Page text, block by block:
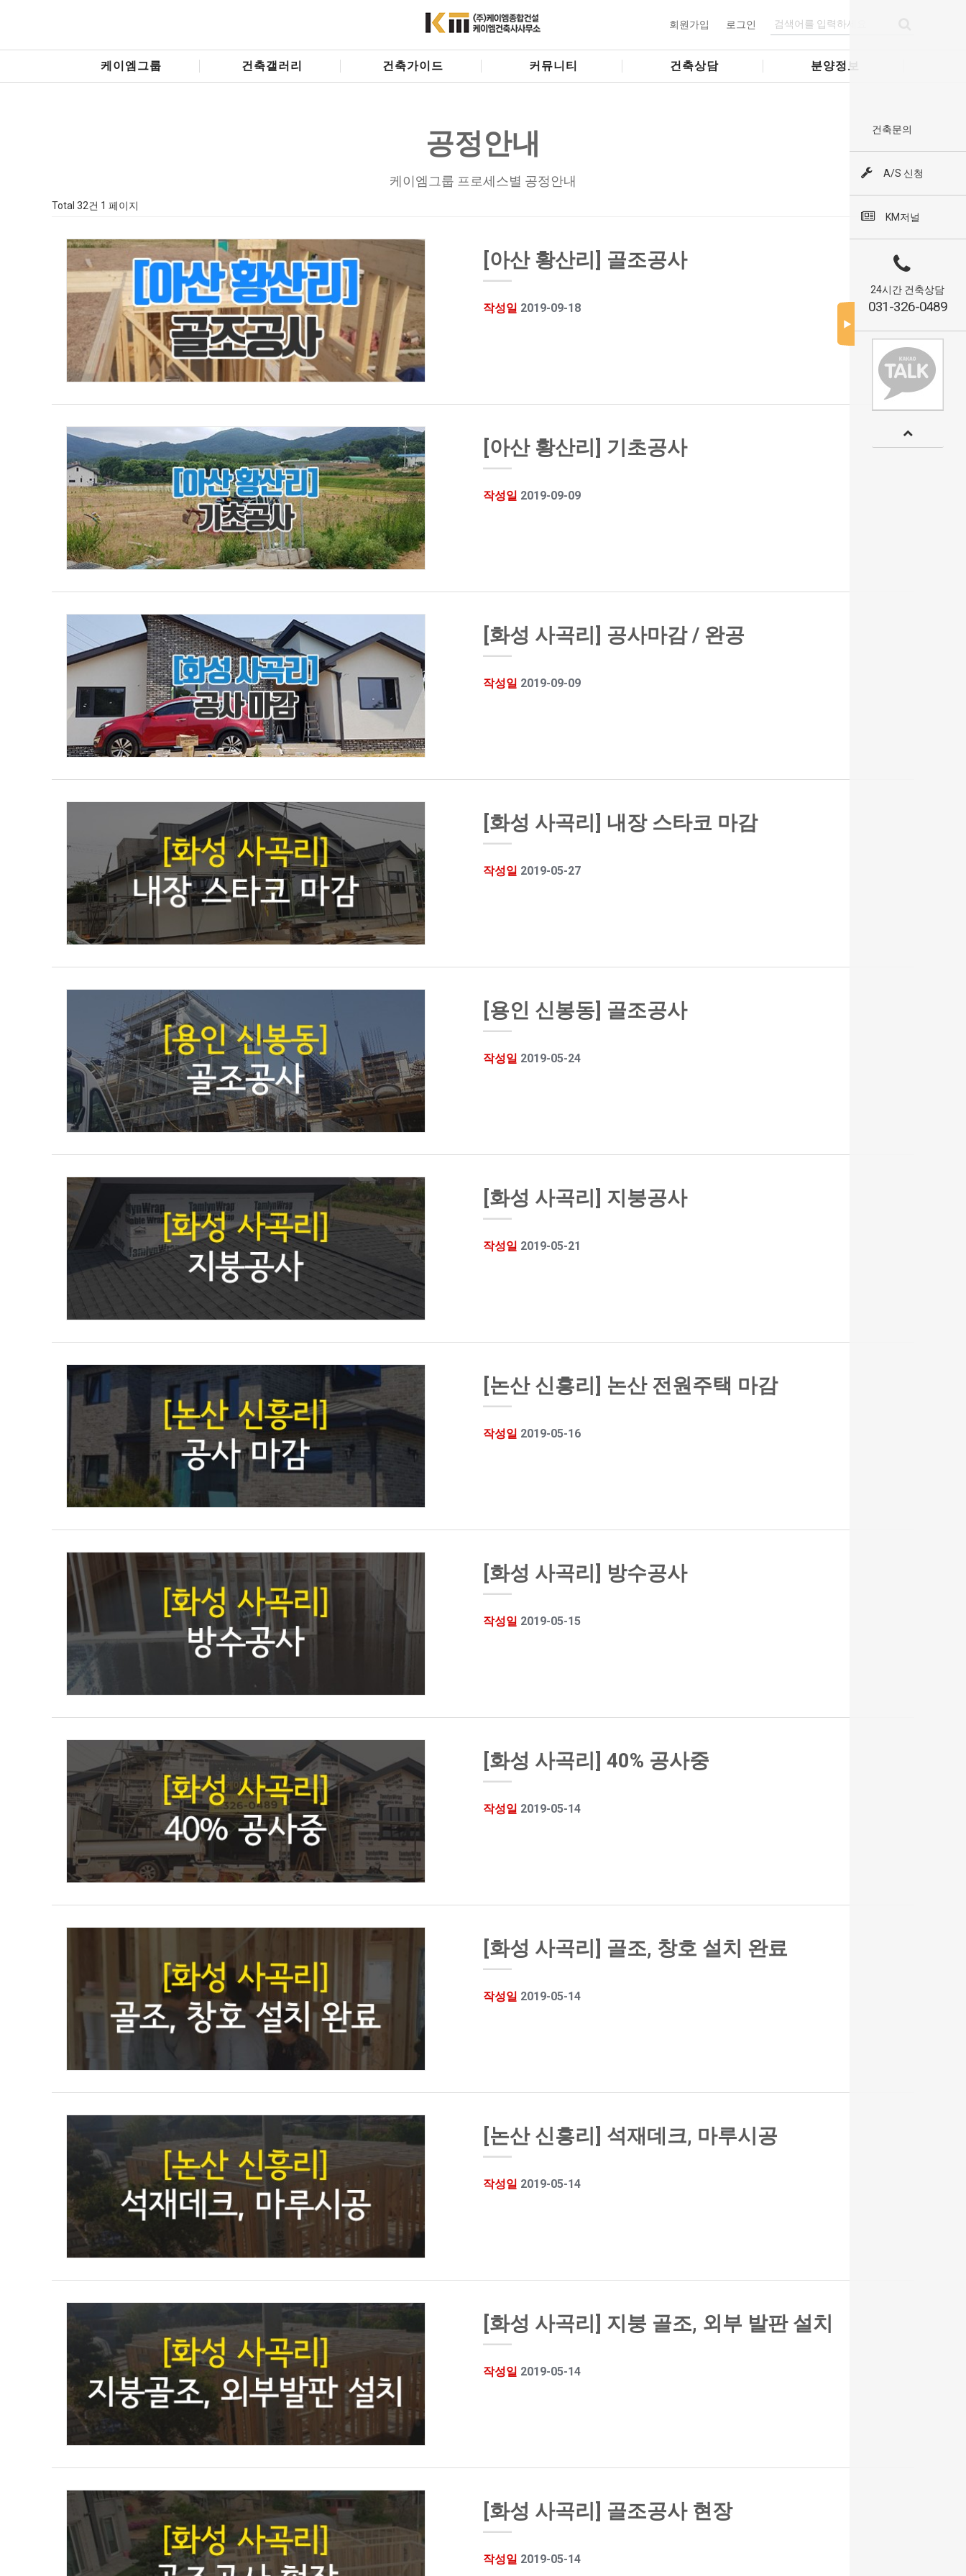
회원가입 로그인
케이엠그룹 건축갤러리 건축가이드 커뮤니티 건축상담 분양정보
공정안내
케이엠그룹 프로세스별 공정안내
Total 32건 1 페이지
[아산 황산리] 골조공사
작성일 2019-09-18
[아산 황산리] 기초공사
작성일 2019-09-09
[화성 사곡리] 공사마감 / 완공
작성일 2019-09-09
[화성 사곡리] 내장 스타코 마감
작성일 2019-05-27
[용인 신봉동] 골조공사
작성일 2019-05-24
[화성 사곡리] 지붕공사
작성일 2019-05-21
[논산 신흥리] 논산 전원주택 마감
작성일 2019-05-16
[화성 사곡리] 방수공사
작성일 2019-05-15
[화성 사곡리] 40% 공사중
작성일 2019-05-14
[화성 사곡리] 골조, 창호 설치 완료
작성일 2019-05-14
[논산 신흥리] 석재데크, 마루시공
작성일 2019-05-14
[화성 사곡리] 지붕 골조, 외부 발판 설치
작성일 2019-05-14
[화성 사곡리] 골조공사 현장
작성일 2019-05-14
건축문의
A/S 신청
KM저널
24시간 건축상담
031-326-0489